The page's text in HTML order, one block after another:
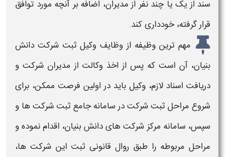
سند از یک یا چند نفر از مدیران، اضافه بر آنچه مورد توافق
قرار گرفته، خودداری کند.
مهم ترین وظیفه ازوظایف وکیل ثبت شرکت دانش
بنیان، آن است که پس از اخذ وکالت از مدیران شرکت و
دریافت اسناد لازم، وکیل باید در اولین فرصت ممکن، برای
شروع مراحلثبت شرکتدر سامانه جامع ثبت شرکت ها و
سپس، سامانه مرکز شرکت های دانش بنیان، اقدام نموده و
مراحل مربوطه را طبق روال قانونی ثبت این شرکت ها،